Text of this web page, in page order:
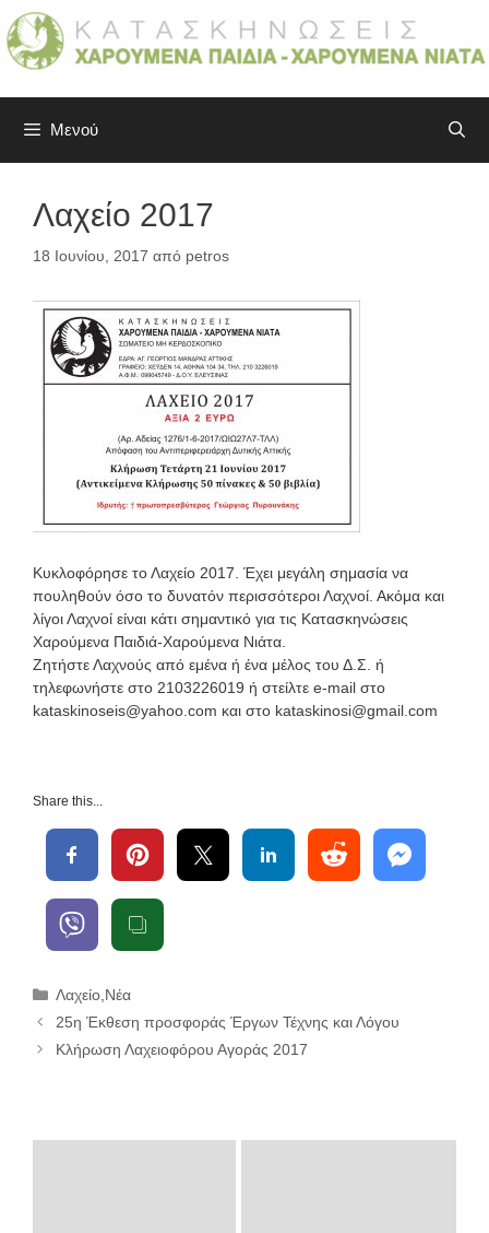
Μετάβαση
σε
περιεχόμενο
Μενού
Λαχείο 2017
18 Ιουνίου, 2017 από petros
Κυκλοφόρησε το Λαχείο 2017. Έχει μεγάλη σημασία να
πουληθούν όσο το δυνατόν περισσότεροι Λαχνοί. Ακόμα και
λίγοι Λαχνοί είναι κάτι σημαντικό για τις Κατασκηνώσεις
Χαρούμενα Παιδιά-Χαρούμενα Νιάτα.
Ζητήστε Λαχνούς από εμένα ή ένα μέλος του Δ.Σ. ή
τηλεφωνήστε στο 2103226019 ή στείλτε e-mail στο
kataskinoseis@yahoo.com και στο kataskinosi@gmail.com
Share this...
Κατηγορίες
Λαχείο Νέα
25η Έκθεση προσφοράς Έργων Τέχνης και Λόγου
Κλήρωση Λαχειοφόρου Αγοράς 2017